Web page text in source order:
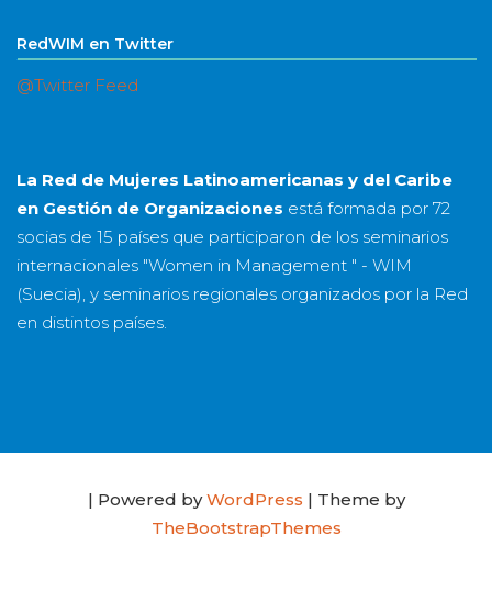
RedWIM en Twitter
@Twitter Feed
La Red de Mujeres Latinoamericanas y del Caribe
en Gestión de Organizaciones está formada por 72
socias de 15 países que participaron de los seminarios
internacionales "Women in Management " - WIM
(Suecia), y seminarios regionales organizados por la Red
en distintos países.
| Powered byWordPress | Theme by
TheBootstrapThemes